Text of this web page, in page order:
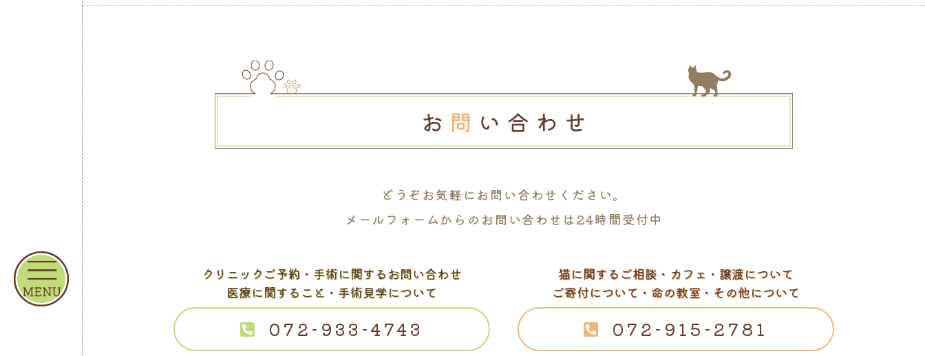
どうぞお気軽にお問い合わせください。
メールフォームからの お問い合わせは24時間受付中
クリニックご予約 ・ 手術に関するお問い合わせ
医療に関すること・手術見学について
072-933-4743
猫に関するご相談・カフェ・譲渡について
ご寄付について・命の教室・その他について
072-915-2781